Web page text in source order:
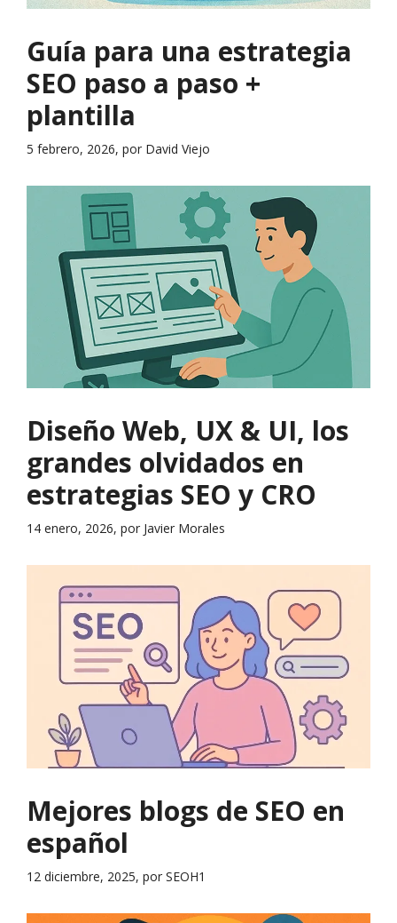
Guía para una estrategia
SEO paso a paso +
plantilla
5 febrero, 2026, por David Viejo
Diseño Web, UX & UI, los
grandes olvidados en
estrategias SEO y CRO
14 enero, 2026, por Javier Morales
Mejores blogs de SEO en
español
12 diciembre, 2025, por SEOH1